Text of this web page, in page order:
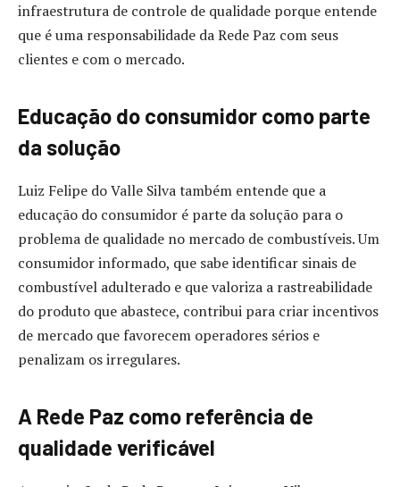
infraestrutura de controle de qualidade porque entende
que é uma responsabilidade da Rede Paz com seus
clientes e com o mercado.
Educação do consumidor como parte
da solução
Luiz Felipe do Valle Silva também entende que a
educação do consumidor é parte da solução para o
problema de qualidade no mercado de combustíveis. Um
consumidor informado, que sabe identificar sinais de
combustível adulterado e que valoriza a rastreabilidade
do produto que abastece, contribui para criar incentivos
de mercado que favorecem operadores sérios e
penalizam os irregulares.
A Rede Paz como referência de
qualidade verificável